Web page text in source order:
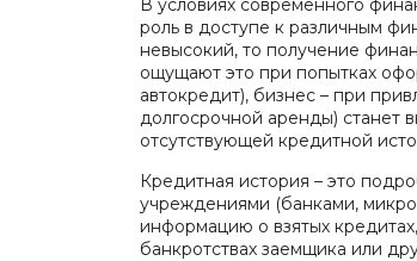
Крупный бизнес
Легковые автомобили
Малый бизнес
Недвижимость для
Показать все
В условиях современного
роль в доступе к различным
невысокий, то получение
ощущают это при попытках
автокредит), бизнес – при
долгосрочной аренды) станет
отсутствующей кредитной
Кредитная история – это
учреждениями (банками,
информацию о взятых
банкротствах заемщика или